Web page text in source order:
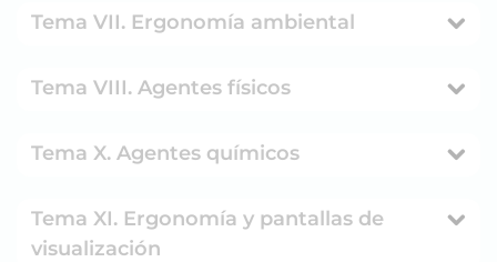
Tema VII. Ergonomía ambiental
Tema VIII. Agentes físicos
Tema X. Agentes químicos
Tema XI. Ergonomía y pantallas de
visualización